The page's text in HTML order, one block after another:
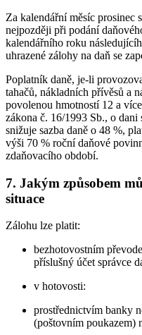
Za kalendářní měsíc prosinec
nejpozději při podání
kalendářního roku
uhrazené zálohy na daň se
Poplatník daně, je-li
tahačů, nákladních přívěsů a
povolenou hmotností 12 a
zákona č. 16/1993 Sb., o
snižuje sazba daně o 48 %,
výši 70 % roční daňové
zdaňovacího období.
7. Jakým způsobem
situace
Zálohu lze platit:
bezhotovostním
příslušný účet správce
v hotovosti:
prostřednictvím banky
(poštovním poukazem)